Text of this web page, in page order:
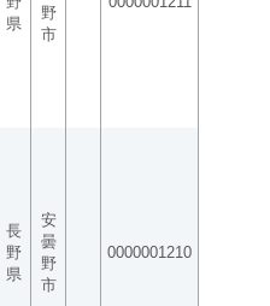
県
野
市
長
野
県
安
曇
野
市
0000001210